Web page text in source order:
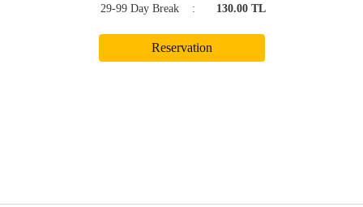
29-99 Day Break
: 130.00 TL